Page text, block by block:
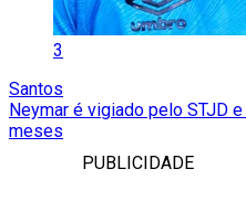
3
Santos
Neymar é vigiado pelo STJD
meses
PUBLICIDADE